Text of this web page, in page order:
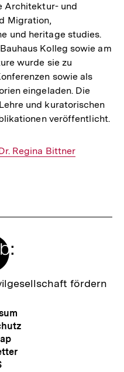
Architektur- und
Migration,
und heritage studies.
Kolleg sowie am
wurde sie zu
sowie als
eingeladen. Die
und kuratorischen
veröffentlicht.
Regina Bittner
fördern